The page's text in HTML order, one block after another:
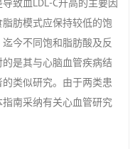
血LDL-C升高的主要因
肪模式应保持较低的饱
今不同饱和脂肪酸及反
是其与心脑血管疾病结
类似研究。由于两类患
南采纳有关心血管研究